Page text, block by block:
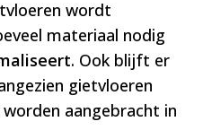
wordt
materiaal nodig
. Ook blijft er
gietvloeren
aangebracht in